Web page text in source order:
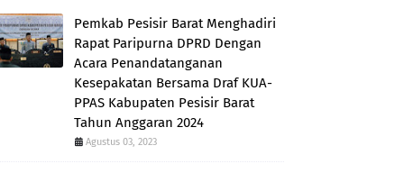
Pemkab Pesisir Barat Menghadiri
Rapat Paripurna DPRD Dengan
Acara Penandatanganan
Kesepakatan Bersama Draf KUA-
PPAS Kabupaten Pesisir Barat
Tahun Anggaran 2024
Agustus 03, 2023